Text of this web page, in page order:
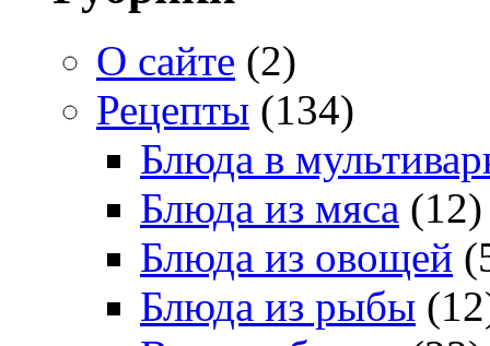
О сайте (2)
Рецепты (134)
Блюда в
Блюда из мяса (12)
Блюда из овощей
Блюда из рыбы